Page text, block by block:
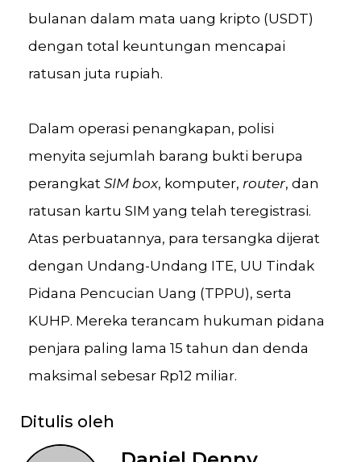
bulanan dalam mata uang kripto (USDT)
dengan total keuntungan mencapai
ratusan juta rupiah.
Dalam operasi penangkapan, polisi
menyita sejumlah barang bukti berupa
perangkat SIM box, komputer, router, dan
ratusan kartu SIM yang telah teregistrasi.
Atas perbuatannya, para tersangka dijerat
dengan Undang-Undang ITE, UU Tindak
Pidana Pencucian Uang (TPPU), serta
KUHP. Mereka terancam hukuman pidana
penjara paling lama 15 tahun dan denda
maksimal sebesar Rp12 miliar.
Ditulis oleh